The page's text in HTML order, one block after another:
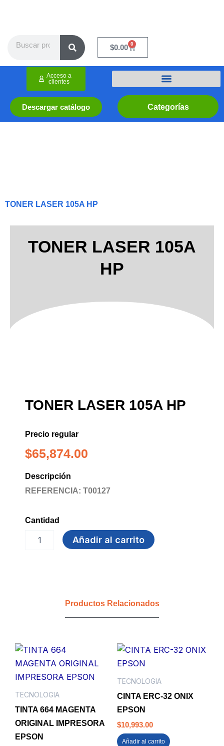
$0.00 0
Cart
Categorías
Descargar catálogo
Acceso a
clientes
TONER LASER 105A HP
TONER LASER 105A
HP
TONER LASER 105A HP
Precio regular
$65,874.00
Descripción
REFERENCIA: T00127
Cantidad
LASER
Añadir al carrito
Productos Relacionados
TECNOLOGIA
TINTA 664 MAGENTA
ORIGINAL IMPRESORA
EPSON
TECNOLOGIA
CINTA ERC-32 ONIX
EPSON
$10,993.00
Añadir al carrito